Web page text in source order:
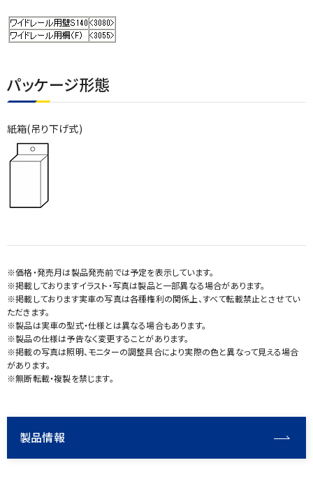
パッケージ形態
紙箱(吊り下げ式)
※価格・発売月は製品発売前では予定を表示しています。
※掲載しておりますイラスト・写真は製品と一部異なる場合があります。
※掲載しております実車の写真は各種権利の関係上、すべて転載禁止とさせてい
ただきます。
※製品は実車の型式・仕様とは異なる場合もあります。
※製品の仕様は予告なく変更することがあります。
※掲載の写真は照明、モニターの調整具合により実際の色と異なって見える場合
があります。
※無断転載・複製を禁じます。
製品情報